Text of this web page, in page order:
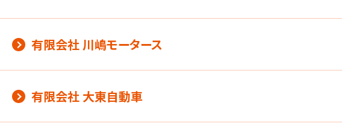
有限会社 川嶋モータース
有限会社 大東自動車